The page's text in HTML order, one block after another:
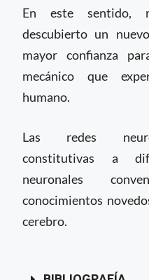
En este sentido,
descubierto un
mayor confianza
mecánico que
humano.
Las redes
constitutivas a
neuronales
conocimientos
cerebro.